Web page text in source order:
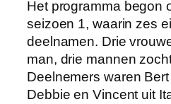
Het programma begon
seizoen 1, waarin zes
deelnamen. Drie
man, drie mannen
Deelnemers waren
Debbie en Vincent uit